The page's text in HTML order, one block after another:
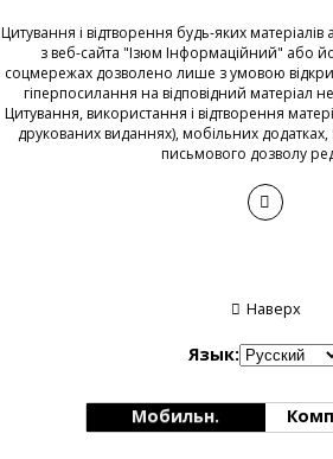
Цитування і відтворення будь-яких матеріалів
з веб-сайта "Ізюм Інформаційний" або
соцмережах дозволено лише з умовою
гіперпосилання на відповідний матеріал
Цитування, використання і відтворення
друкованих виданнях), мобільних
письмового дозволу
Наверх
Язык:
Мобильн.